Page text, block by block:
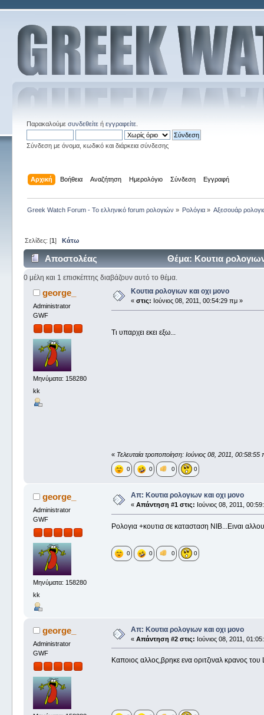
Παρακαλούμε συνδεθείτεή εγγραφείτε.
Σύνδεση με όνομα, κωδικό και διάρκεια σύνδεσης
Αρχική Βοήθεια Αναζήτηση Ημερολόγιο Σύνδεση Εγγραφή
Greek Watch Forum - Το ελληνικό forum ρολογιών » Ρολόγια » Αξεσουάρ
Σελίδες: [1] Κάτω
Αποστολέας Θέμα: Κουτια
0 μέλη και 1 επισκέπτης διαβάζουν αυτό το θέμα.
george_
Administrator
GWF
Μηνύματα: 158280
kk
Κουτια ρολογιων και οχι μονο
« στις: Ιούνιος 08, 2011, 00:54:29 πμ »
Τι υπαρχει εκει εξω...
« Τελευταία τροποποίηση: Ιούνιος 08, 2011,
0 0 0 0
george_
Administrator
GWF
Μηνύματα: 158280
kk
Απ: Κουτια ρολογιων και οχι μονο
« Απάντηση #1 στις: Ιούνιος 08, 2011,
Ρολογια +κουτια σε κατασταση ΝΙΒ...Ειναι
0 0 0 0
george_
Administrator
GWF
Απ: Κουτια ρολογιων και οχι μονο
« Απάντηση #2 στις: Ιούνιος 08, 2011,
Καποιος αλλος,βρηκε ενα οριτζιναλ κρανος